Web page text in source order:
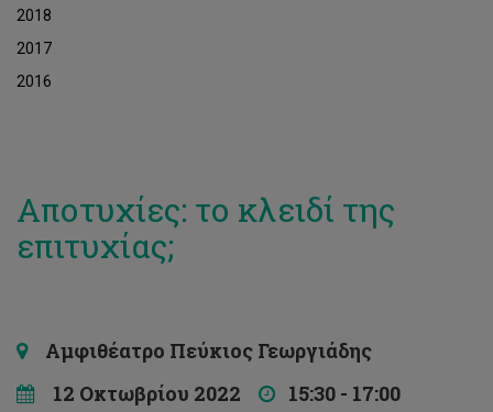
2018
2017
2016
Αποτυχίες: το κλειδί της
επιτυχίας;
Αμφιθέατρο Πεύκιος Γεωργιάδης
12 Οκτωβρίου 2022
15:30 - 17:00